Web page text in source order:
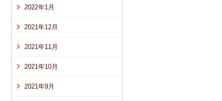
2022年1月
2021年12月
2021年11月
2021年10月
2021年9月